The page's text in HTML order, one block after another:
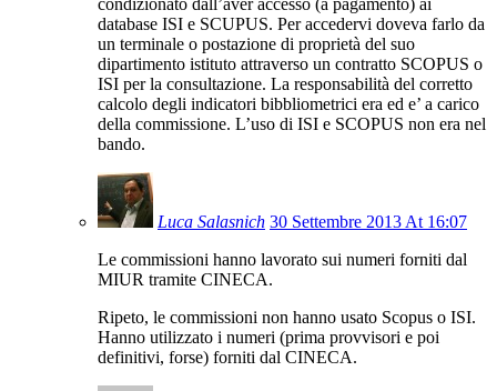
condizionato dall’aver accesso (a pagamento) ai
database ISI e SCUPUS. Per accedervi doveva farlo da
un terminale o postazione di proprietà del suo
dipartimento istituto attraverso un contratto SCOPUS o
ISI per la consultazione. La responsabilità del corretto
calcolo degli indicatori bibbliometrici era ed e’ a carico
della commissione. L’uso di ISI e SCOPUS non era nel
bando.
Luca Salasnich 30 Settembre 2013 At 16:07
Le commissioni hanno lavorato sui numeri forniti dal
MIUR tramite CINECA.
Ripeto, le commissioni non hanno usato Scopus o ISI.
Hanno utilizzato i numeri (prima provvisori e poi
definitivi, forse) forniti dal CINECA.